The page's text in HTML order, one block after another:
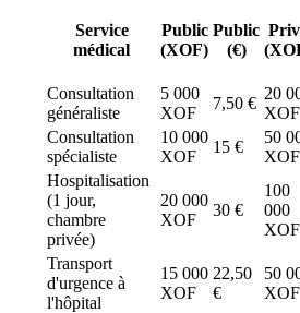
Service
médical
Public
(XOF)
Public
(€)
Consultation
généraliste
5 000
XOF
7,50 €
20
XOF
Consultation
spécialiste
10 000
XOF
15 €
50
XOF
Hospitalisation
(1 jour,
chambre
privée)
20 000
XOF
30 €
100
000
XOF
Transport
d'urgence à
l'hôpital
15 000
XOF
22,50
€
50
XOF